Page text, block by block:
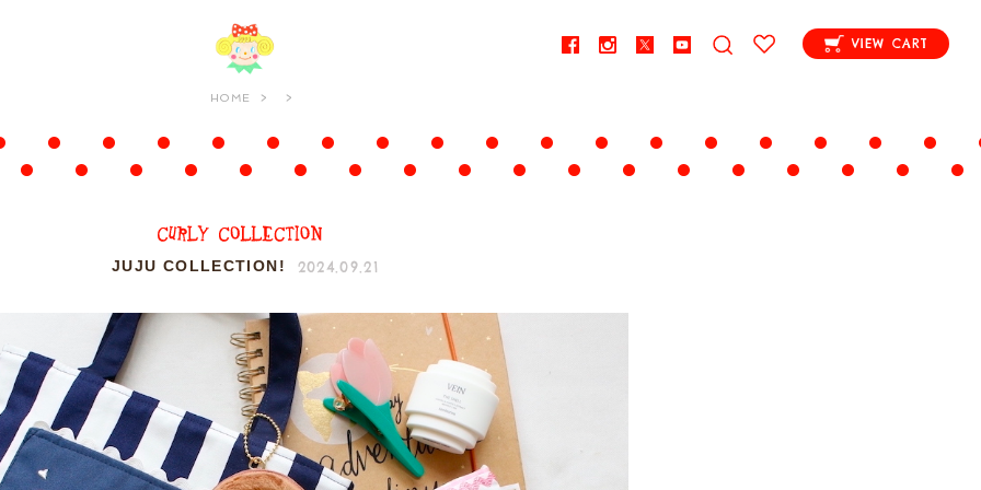
VIEW CART
HOME
JUJU COLLECTION! 2024.09.21